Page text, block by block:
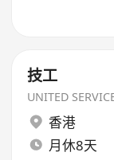
技工
香港
月休8天